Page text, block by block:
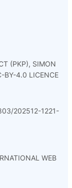
(PKP), SIMON
BY-4.0 LICENCE
202512-1221-
WEB